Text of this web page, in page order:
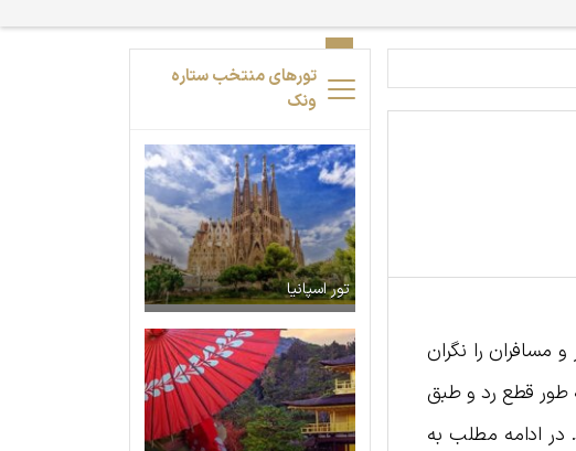
مسافران را نگران
طور قطع رد و طبق
در ادامه مطلب به
تورهای منتخب ستاره
ونک
تور اسپانیا